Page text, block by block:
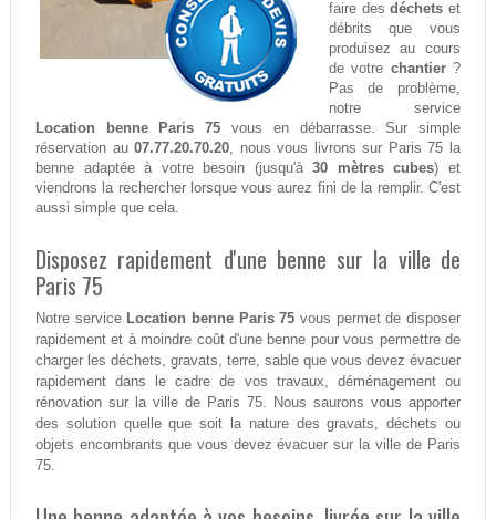
faire desdéchets et
débrits que vous
produisez au cours
de votre chantier?
Pas de problème,
notre service
Location benne Paris 75 vous en débarrasse. Sur simple
réservation au07.77.20.70.20, nous vous livrons sur Paris 75 la
benne adaptée à votre besoin (jusqu'à30 mètres cubes) et
viendrons la rechercher lorsque vous aurez fini de la remplir. C'est
aussi simple que cela.
Disposez rapidement d'une benne sur la ville de
Paris 75
Notre service Location benne Paris 75 vous permet de disposer
rapidement et à moindre coût d'une benne pour vous permettre de
charger les déchets, gravats, terre, sable que vous devez évacuer
rapidement dans le cadre de vos travaux, déménagement ou
rénovation sur la ville de Paris 75. Nous saurons vous apporter
des solution quelle que soit la nature des gravats, déchets ou
objets encombrants que vous devez évacuer sur la ville de Paris
75.